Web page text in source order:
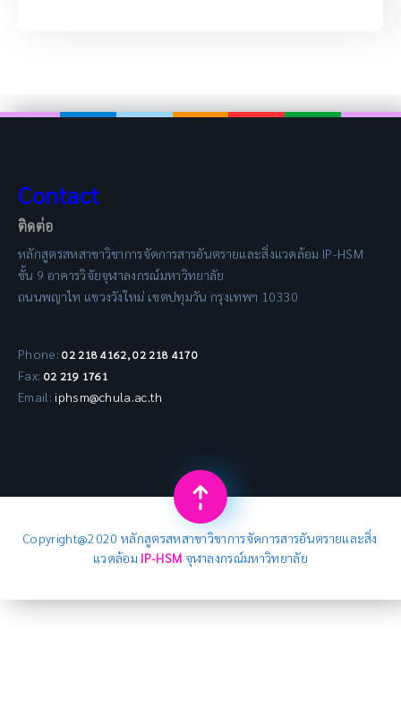
Contact
ติดต่อ
หลักสูตรสหสาขาวิชาการจัดการสารอันตรายและสิ่งแวดล้อม IP-HSM
ชั้น 9 อาคารวิจัยจุฬาลงกรณ์มหาวิทยาลัย
ถนนพญาไท แขวงวังใหม่ เขตปทุมวัน กรุงเทพฯ 10330
Phone: 02 218 4162, 02 218 4170
Fax: 02 219 1761
Email: iphsm@chula.ac.th
Copyright@2020 หลักสูตรสหสาขาวิชาการจัดการสารอันตรายและสิ่ง
แวดล้อม IP-HSM จุฬาลงกรณ์มหาวิทยาลัย